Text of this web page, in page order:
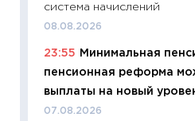
система начислений
08.08.2026
23:55
Минимальная
пенсионная реформа
выплаты на новый
07.08.2026